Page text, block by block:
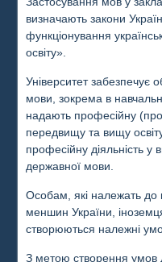
визначають закони
функціонування
освіту».
Університет забезпечує
мови, зокрема в
надають професійну
передвищу та вищу
професійну діяльність у
державної мови.
Особам, які належать до
меншин України,
створюються належні
З метою створення умов